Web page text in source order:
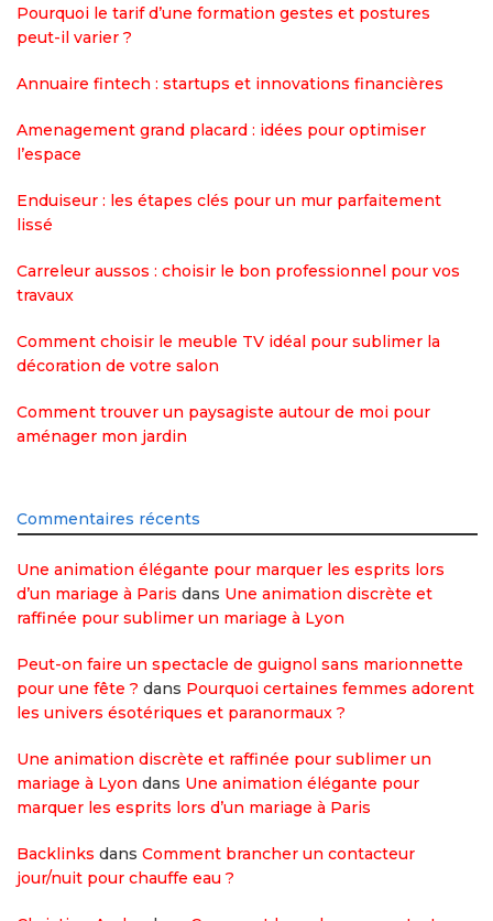
Pourquoi le tarif d’une formation gestes et postures
peut-il varier ?
Annuaire fintech : startups et innovations financières
Amenagement grand placard : idées pour optimiser
l’espace
Enduiseur : les étapes clés pour un mur parfaitement
lissé
Carreleur aussos : choisir le bon professionnel pour vos
travaux
Comment choisir le meuble TV idéal pour sublimer la
décoration de votre salon
Comment trouver un paysagiste autour de moi pour
aménager mon jardin
Commentaires récents
Une animation élégante pour marquer les esprits lors
d’un mariage à Paris dans Une animation discrète et
raffinée pour sublimer un mariage à Lyon
Peut-on faire un spectacle de guignol sans marionnette
pour une fête ? dans Pourquoi certaines femmes adorent
les univers ésotériques et paranormaux ?
Une animation discrète et raffinée pour sublimer un
mariage à Lyon dans Une animation élégante pour
marquer les esprits lors d’un mariage à Paris
Backlinks dans Comment brancher un contacteur
jour/nuit pour chauffe eau ?